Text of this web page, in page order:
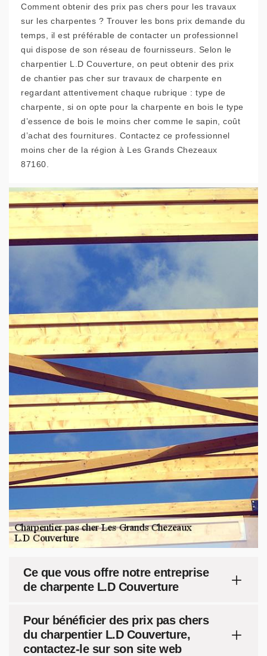
Comment obtenir des prix pas chers pour les travaux
sur les charpentes ? Trouver les bons prix demande du
temps, il est préférable de contacter un professionnel
qui dispose de son réseau de fournisseurs. Selon le
charpentier L.D Couverture, on peut obtenir des prix
de chantier pas cher sur travaux de charpente en
regardant attentivement chaque rubrique : type de
charpente, si on opte pour la charpente en bois le type
d’essence de bois le moins cher comme le sapin, coût
d’achat des fournitures. Contactez ce professionnel
moins cher de la région à Les Grands Chezeaux
87160.
Ce que vous offre notre entreprise
de charpente L.D Couverture
Pour bénéficier des prix pas chers
du charpentier L.D Couverture,
contactez-le sur son site web